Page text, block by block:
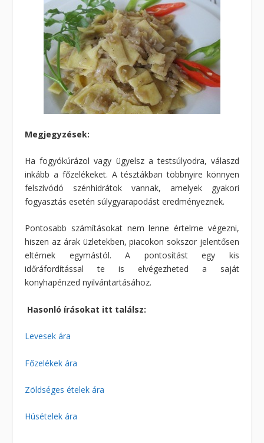
Megjegyzések:
Ha fogyókúrázol vagy ügyelsz a testsúlyodra, válaszd
inkább a főzelékeket. A tésztákban többnyire könnyen
felszívódó szénhidrátok vannak, amelyek gyakori
fogyasztás esetén súlygyarapodást eredményeznek.
Pontosabb számításokat nem lenne értelme végezni,
hiszen az árak üzletekben, piacokon sokszor jelentősen
eltérnek egymástól. A pontosítást egy kis
időráfordítással te is elvégezheted a saját
konyhapénzed nyilvántartásához.
Hasonló írásokat itt találsz:
Levesek ára
Főzelékek ára
Zöldséges ételek ára
Húsételek ára